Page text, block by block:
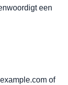
een
of